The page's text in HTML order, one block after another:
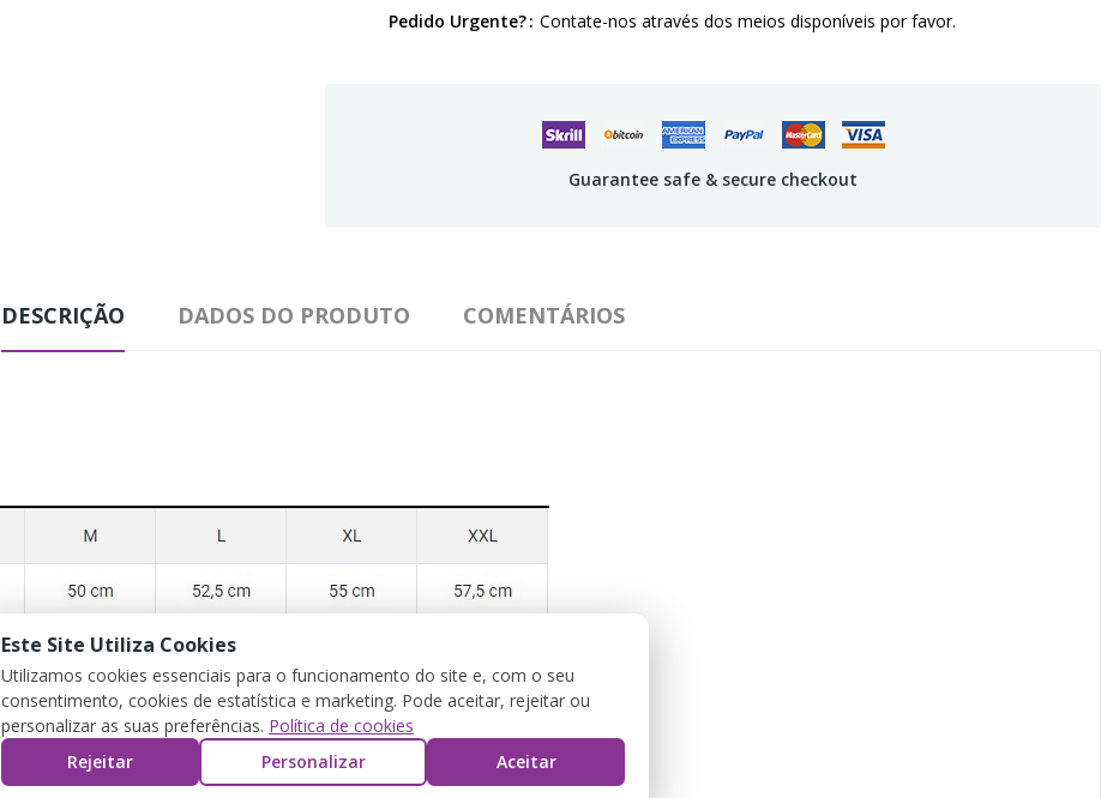
Pedido Urgente? Contate-nos através dos meios disponíveis por favor.
Guarantee safe & secure checkout
DESCRIÇÃO DADOS DO PRODUTO COMENTÁRIOS
Este Site Utiliza Cookies
Utilizamos cookies essenciais para o funcionamento do site e, com o seu
consentimento, cookies de estatística e marketing. Pode aceitar, rejeitar ou
personalizar as suas preferências. Política de cookies
Rejeitar
Personalizar Aceitar